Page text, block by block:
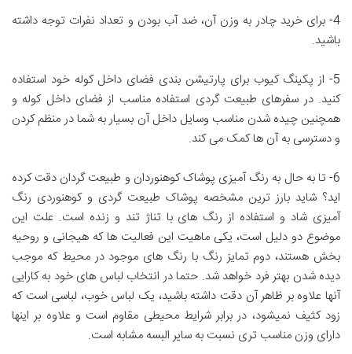
4- برای خرید چادر به وزن آن، ضد آب بودن و تعداد نفرات توجه داشته
باشید.
5- از پکینگ کیوب برای پارتیشن بندی فضای داخل کوله خود استفاده
کنید. در سفرهای طبیعت گردی استفاده مناسب از فضای داخل کوله و
همچنین چیده شدن مناسب وسایل داخل آن بسیار به شما در منظم کردن
و دسترسی به آن ها کمک می کند.
6- تا به حال به رنگ آمیزی پوشاک کوهنوردان و طبیعت گردان دقت کرده
اید؟ شاید بارز ترین مشخصه پوشاک طبیعت گردی و کوهنوردی رنگ
آمیزی شاد و استفاده از رنگ های با تناژ تند و زنده است. علت این
موضوع دو دلیل است، یکی ماهیت این فعالیت ها که هیجانی و روحیه
بخش هستند، دوم تمایز رنگ با رنگ های موجود در محیط که موجب
دیده شدن بهتر فرد خواهد شد. حتما در انتخاب لباس های خود به کارایی
آنها علاوه بر ظاهر آن دقت داشته باشید، یک لباس خوب، لباسی است که
زود کثیف نمیشود، در برابر شرایط محیطی مقاوم است و علاوه بر اینها
دارای وزن مناسب تری نسبت به سایر البسه مشابه است.